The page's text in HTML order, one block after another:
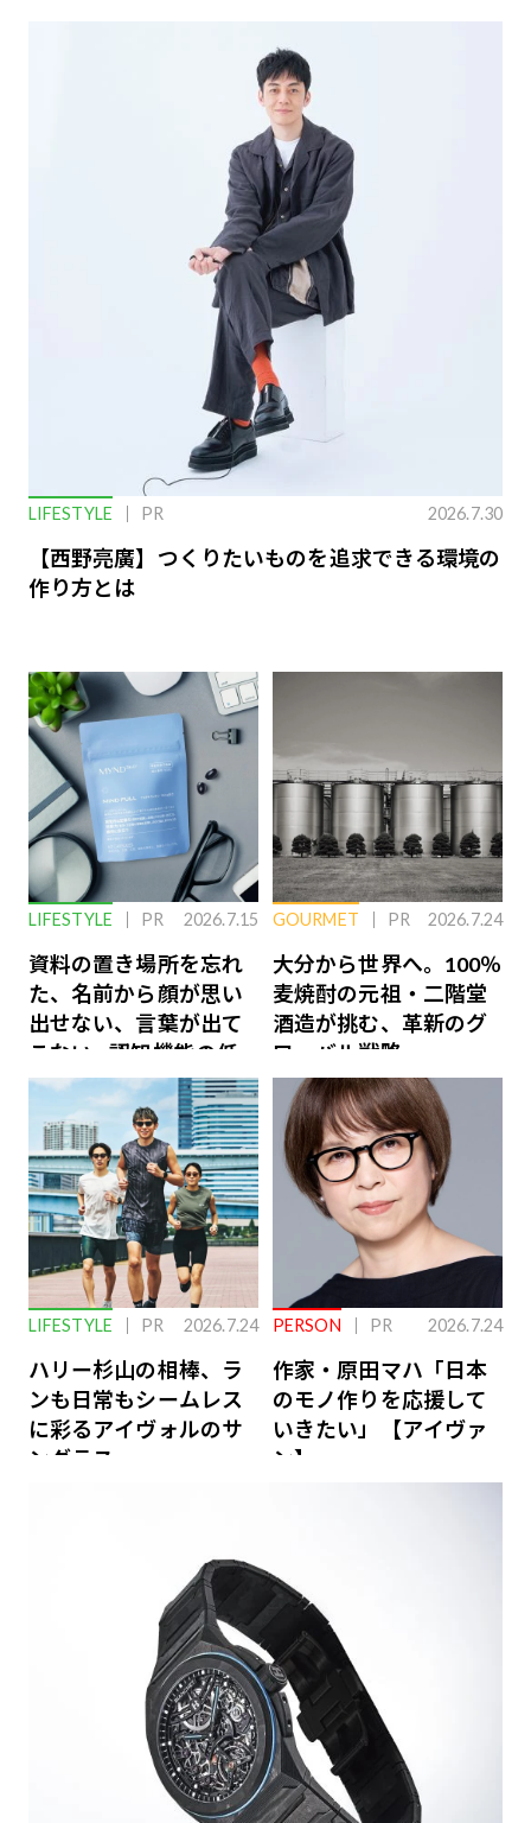
LIFESTYLE PR 2026.7.30
【西野亮廣】つくりたいものを追求できる環境の
作り方とは
LIFESTYLE PR 2026.7.15
資料の置き場所を忘れ
た、名前から顔が思い
出せない、言葉が出て
こない…認知機能の低
下を救う、脳のインナ
ーケアとは
GOURMET PR 2026.7.24
大分から世界へ。100％
麦焼酎の元祖・二階堂
酒造が挑む、革新のグ
ローバル戦略
LIFESTYLE PR 2026.7.24
ハリー杉山の相棒、ラ
ンも日常もシームレス
に彩るアイヴォルのサ
ングラス
PERSON PR 2026.7.24
作家・原田マハ「日本
のモノ作りを応援して
いきたい」【アイヴァ
ン】